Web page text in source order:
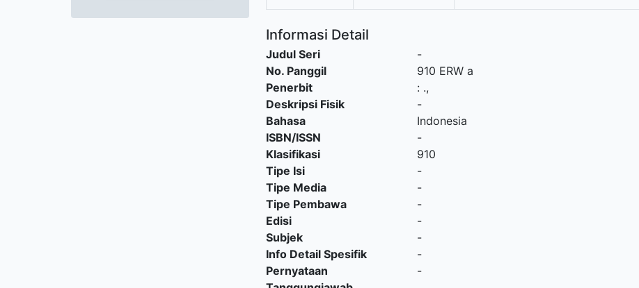
Informasi Detail
Judul Seri
-
No. Panggil
910 ERW a
Penerbit
: .,
Deskripsi Fisik
-
Bahasa
Indonesia
ISBN/ISSN
-
Klasifikasi
910
Tipe Isi
-
Tipe Media
-
Tipe Pembawa
-
Edisi
-
Subjek
-
Info Detail Spesifik
-
Pernyataan
-